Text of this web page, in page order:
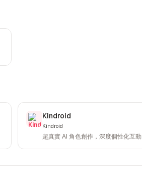
Kindroid
Kindroid
超真實 AI 角色創作，深度個性化互動